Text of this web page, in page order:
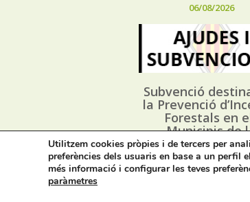
06/08/2026
Subvenció
la Prevenció
Forestals en
Municipis de
Província
execució dels
Locals de
Utilitzem cookies pròpies i de tercers per
preferències dels usuaris en base a un perfil
més informació i configurar les teves
paràmetres